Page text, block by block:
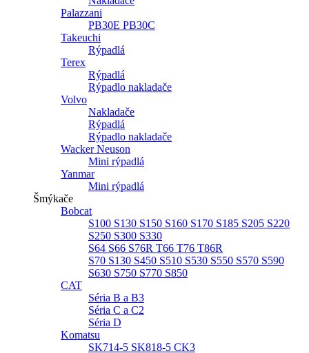
Palazzani
PB30E PB30C
Takeuchi
Rýpadlá
Terex
Rýpadlá
Rýpadlo nakladače
Volvo
Nakladače
Rýpadlá
Rýpadlo nakladače
Wacker Neuson
Mini rýpadlá
Yanmar
Mini rýpadlá
Šmýkače
Bobcat
S100 S130 S150 S160 S170 S185 S205 S220
S250 S300 S330
S64 S66 S76R T66 T76 T86R
S70 S130 S450 S510 S530 S550 S570 S590
S630 S750 S770 S850
CAT
Séria B a B3
Séria C a C2
Séria D
Komatsu
SK714-5 SK818-5 CK3